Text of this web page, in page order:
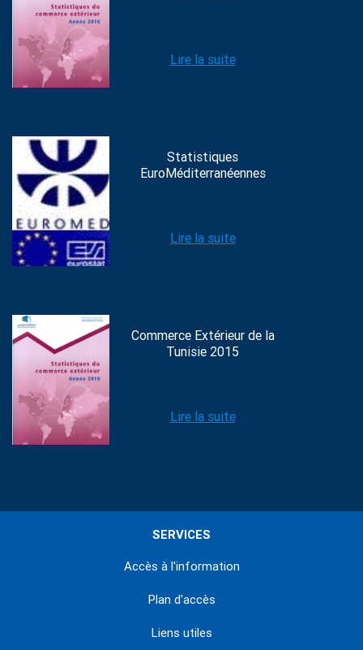
Lire la suite
Statistiques
EuroMéditerranéennes
Lire la suite
Commerce Extérieur de la
Tunisie 2015
Lire la suite
SERVICES
Accès à l'information
Plan d'accès
Liens utiles